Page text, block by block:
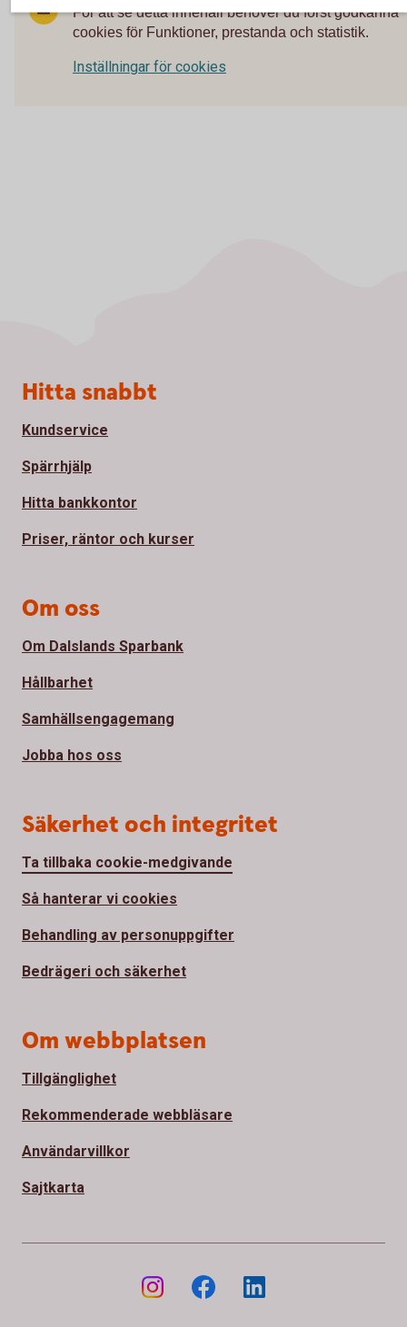
För att se detta innehåll behöver du först godkänna
cookies för Funktioner, prestanda och statistik.
Inställningar för cookies
Sidfot
Hitta snabbt
Kundservice
Spärrhjälp
Hitta bankkontor
Priser, räntor och kurser
Om oss
Om Dalslands Sparbank
Hållbarhet
Samhällsengagemang
Jobba hos oss
Säkerhet och integritet
Ta tillbaka cookie-medgivande
Så hanterar vi cookies
Behandling av personuppgifter
Bedrägeri och säkerhet
Om webbplatsen
Tillgänglighet
Rekommenderade webbläsare
Användarvillkor
Sajtkarta